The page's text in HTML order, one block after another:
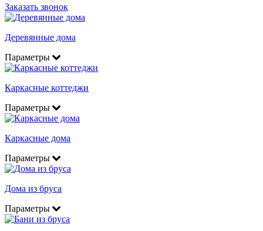
Заказать звонок
Деревянные дома
Параметры
Каркасные коттеджи
Параметры
Каркасные дома
Параметры
Дома из бруса
Параметры